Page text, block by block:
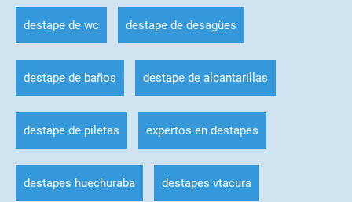
destape de wc destape de desagües
destape de baños destape de alcantarillas
destape de piletas expertos en destapes
destapes huechuraba destapes vtacura